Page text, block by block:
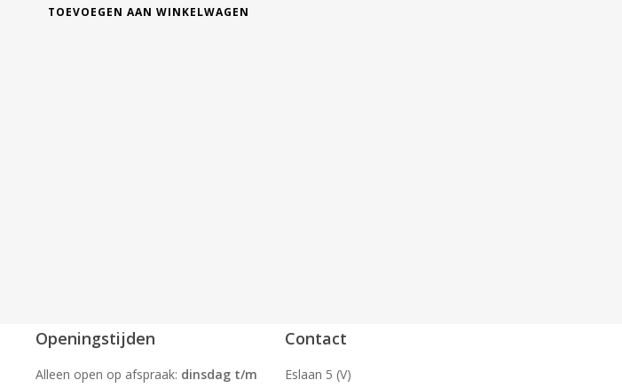
TOEVOEGEN AAN WINKELWAGEN
Openingstijden
Alleen open op afspraak: dinsdag t/m
Contact
Eslaan 5 (V)